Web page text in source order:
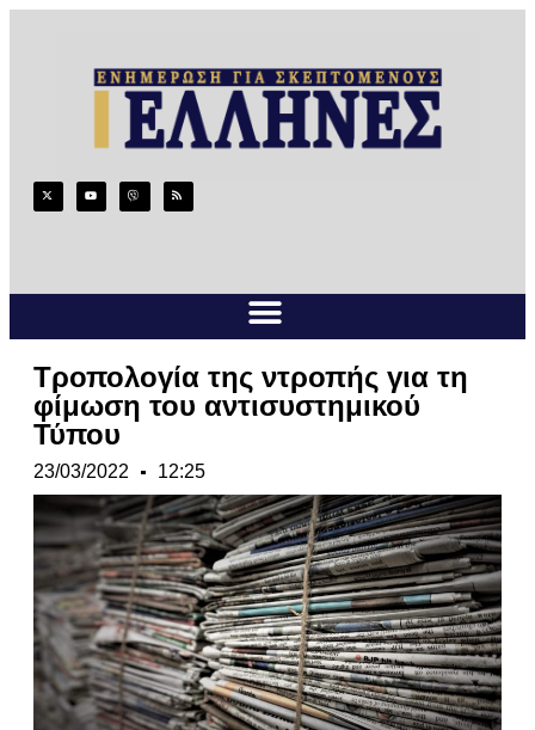
Τροπολογία της ντροπής για τη
φίμωση του αντισυστημικού
Τύπου
23/03/2022 12:25